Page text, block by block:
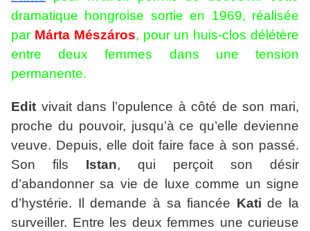
dramatique hongroise sortie en 1969, réalisée
par Márta Mészáros, pour un huis-clos délétère
entre deux femmes dans une tension
permanente.
Edit vivait dans l’opulence à côté de son mari,
proche du pouvoir, jusqu’à ce qu’elle devienne
veuve. Depuis, elle doit faire face à son passé.
Son fils Istan, qui perçoit son désir
d’abandonner sa vie de luxe comme un signe
d’hystérie. Il demande à sa fiancée Kati de la
surveiller. Entre les deux femmes une curieuse